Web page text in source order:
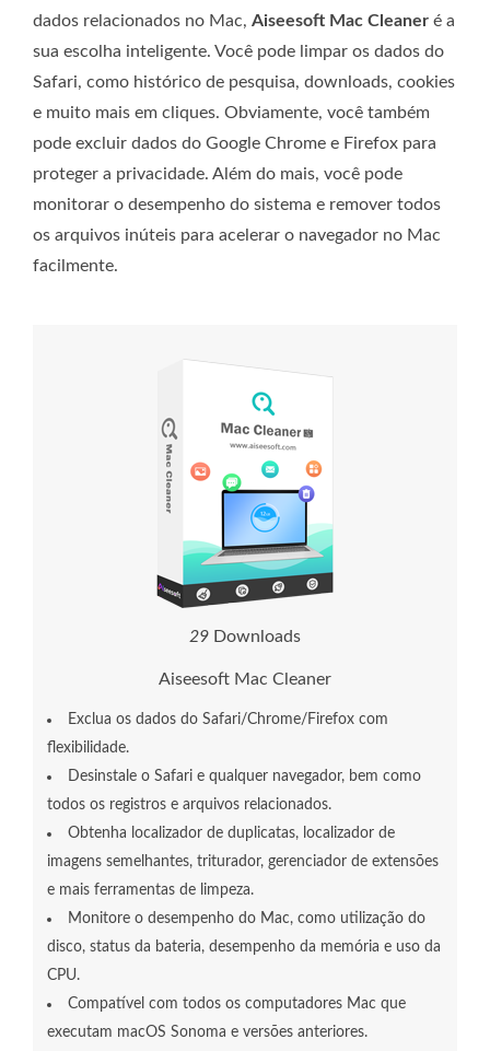
dados relacionados no Mac, Aiseesoft Mac Cleaner é a
sua escolha inteligente. Você pode limpar os dados do
Safari, como histórico de pesquisa, downloads, cookies
e muito mais em cliques. Obviamente, você também
pode excluir dados do Google Chrome e Firefox para
proteger a privacidade. Além do mais, você pode
monitorar o desempenho do sistema e remover todos
os arquivos inúteis para acelerar o navegador no Mac
facilmente.
33 Downloads
Aiseesoft Mac Cleaner
Exclua os dados do Safari/Chrome/Firefox com
flexibilidade.
Desinstale o Safari e qualquer navegador, bem como
todos os registros e arquivos relacionados.
Obtenha localizador de duplicatas, localizador de
imagens semelhantes, triturador, gerenciador de extensões
e mais ferramentas de limpeza.
Monitore o desempenho do Mac, como utilização do
disco, status da bateria, desempenho da memória e uso da
CPU.
Compatível com todos os computadores Mac que
executam macOS Sonoma e versões anteriores.